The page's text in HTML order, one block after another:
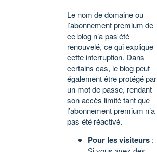
Le nom de domaine ou
l’abonnement premium de
ce blog n’a pas été
renouvelé, ce qui explique
cette interruption. Dans
certains cas, le blog peut
également être protégé par
un mot de passe, rendant
son accès limité tant que
l’abonnement premium n’a
pas été réactivé.
Pour les visiteurs :